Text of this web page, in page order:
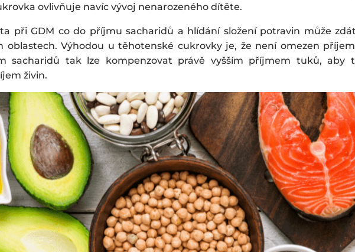
ovlivňuje navíc vývoj nenarozeného dítěte.
při GDM co do příjmu sacharidů a hlídání složení potravin může
oblastech. Výhodou u těhotenské cukrovky je, že není omezen
sacharidů tak lze kompenzovat právě vyšším příjmem tuků, aby
živin.